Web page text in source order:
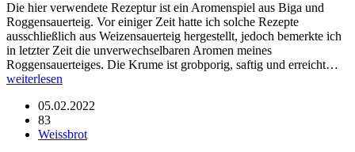
Die hier verwendete Rezeptur ist ein Aromenspiel aus Biga und
Roggensauerteig. Vor einiger Zeit hatte ich solche Rezepte
ausschließlich aus Weizensauerteig hergestellt, jedoch bemerkte ich
in letzter Zeit die unverwechselbaren Aromen meines
Roggensauerteiges. Die Krume ist grobporig, saftig und erreicht…
weiterlesen
05.02.2022
83
Weissbrot